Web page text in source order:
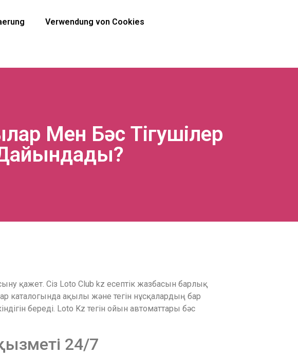
Verwendung von Cookies
Мен Бәс Тігушілер
Дайындады?
қажет. Сіз Loto Club kz есептік жазбасын барлық
каталогында ақылы және тегін нұсқалардың бар
береді. Loto Kz тегін ойын автоматтары бәс
24/7